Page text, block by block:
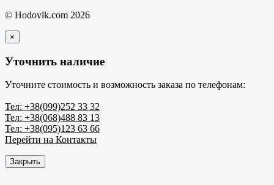
© Hodovik.com 2026
×
Уточнить наличие
Уточните стоимость и возможность заказа по телефонам:
Тел: +38(099)252 33 32
Тел: +38(068)488 83 13
Тел: +38(095)123 63 66
Перейти на Контакты
Закрыть